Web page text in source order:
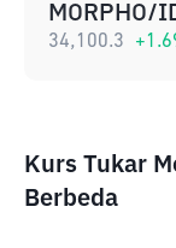
MORPHO/
34,100.3 +
Kurs Tukar
Berbeda